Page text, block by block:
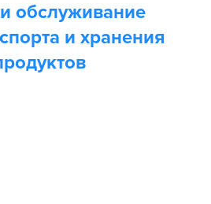
обслуживание
и хранения